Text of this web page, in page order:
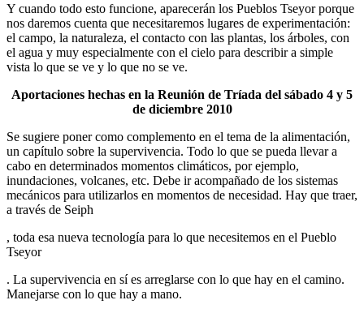
Y cuando todo esto funcione, aparecerán los Pueblos Tseyor porque
nos daremos cuenta que necesitaremos lugares de experimentación:
el campo, la naturaleza, el contacto con las plantas, los árboles, con
el agua y muy especialmente con el cielo para describir a simple
vista lo que se ve y lo que no se ve.
Aportaciones hechas en la Reunión de Tríada del sábado 4 y 5
de diciembre 2010
Se sugiere poner como complemento en el tema de la alimentación,
un capítulo sobre la supervivencia. Todo lo que se pueda llevar a
cabo en determinados momentos climáticos, por ejemplo,
inundaciones, volcanes, etc. Debe ir acompañado de los sistemas
mecánicos para utilizarlos en momentos de necesidad. Hay que traer,
a través de Seiph
, toda esa nueva tecnología para lo que necesitemos en el Pueblo
Tseyor
. La supervivencia en sí es arreglarse con lo que hay en el camino.
Manejarse con lo que hay a mano.